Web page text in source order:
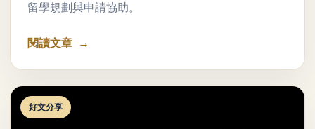
留學規劃與申請協助。
閱讀文章
好文分享